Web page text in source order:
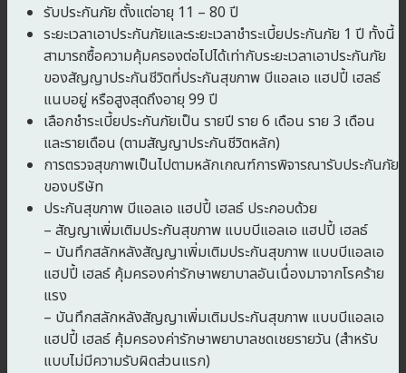
รับประกันภัย ตั้งแต่อายุ 11 – 80 ปี
ระยะเวลาเอาประกันภัยและระยะเวลาชำระเบี้ยประกันภัย 1 ปี ทั้งนี้
สามารถซื้อความคุ้มครองต่อไปได้เท่ากับระยะเวลาเอาประกันภัย
ของสัญญาประกันชีวิตที่ประกันสุขภาพ บีแอลเอ แฮปปี้ เฮลธ์
แนบอยู่ หรือสูงสุดถึงอายุ 99 ปี
เลือกชำระเบี้ยประกันภัยเป็น รายปี ราย 6 เดือน ราย 3 เดือน
และรายเดือน (ตามสัญญาประกันชีวิตหลัก)
การตรวจสุขภาพเป็นไปตามหลักเกณฑ์การพิจารณารับประกันภัย
ของบริษัท
ประกันสุขภาพ บีแอลเอ แฮปปี้ เฮลธ์ ประกอบด้วย
– สัญญาเพิ่มเติมประกันสุขภาพ แบบบีแอลเอ แฮปปี้ เฮลธ์
– บันทึกสลักหลังสัญญาเพิ่มเติมประกันสุขภาพ แบบบีแอลเอ
แฮปปี้ เฮลธ์ คุ้มครองค่ารักษาพยาบาลอันเนื่องมาจากโรคร้าย
แรง
– บันทึกสลักหลังสัญญาเพิ่มเติมประกันสุขภาพ แบบบีแอลเอ
แฮปปี้ เฮลธ์ คุ้มครองค่ารักษาพยาบาลชดเชยรายวัน (สำหรับ
แบบไม่มีความรับผิดส่วนแรก)